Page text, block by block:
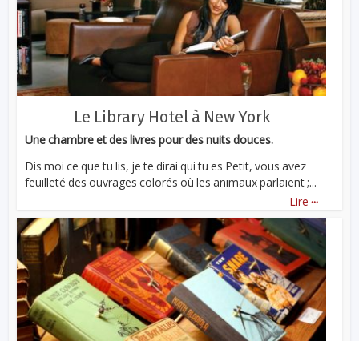
Le Library Hotel à New York
Une chambre et des livres pour des nuits douces.
Dis moi ce que tu lis, je te dirai qui tu es Petit, vous avez
feuilleté des ouvrages colorés où les animaux parlaient ;...
Lire ...